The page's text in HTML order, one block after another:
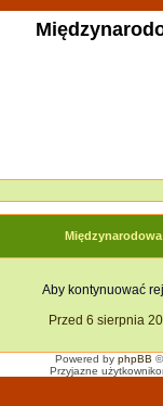
Aby kontynuować
Przed 6 sierpnia
Powered by phpBB
Przyjazne